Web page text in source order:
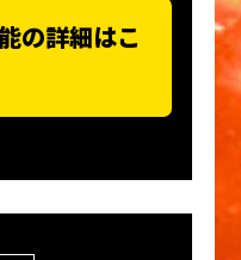
の詳細はこ